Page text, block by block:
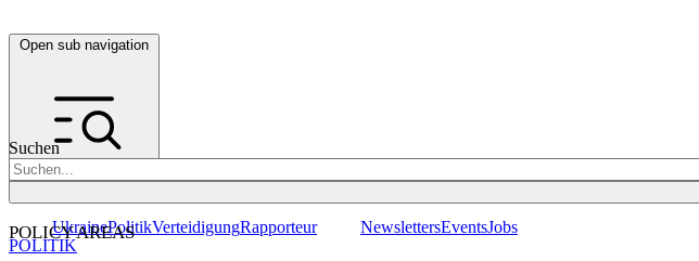
Open sub navigation
Suchen
POLICY AREAS
UkrainePolitikVerteidigungRapporteur NewslettersEventsJobs
POLITIK